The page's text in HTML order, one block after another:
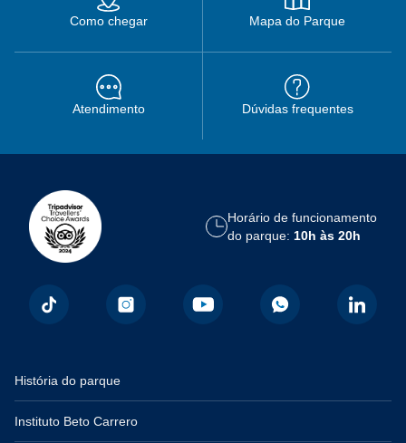
Como chegar Mapa do Parque
Atendimento Dúvidas frequentes
Horário de funcionamento
do parque: 10h às 20h
História do parque
Instituto Beto Carrero